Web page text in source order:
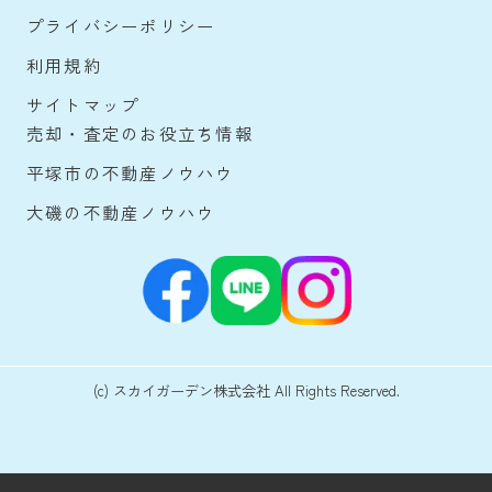
プライバシーポリシー
利用規約
サイトマップ
売却・査定のお役立ち情報
平塚市の不動産ノウハウ
大磯の不動産ノウハウ
(c) スカイガーデン株式会社 All Rights Reserved.